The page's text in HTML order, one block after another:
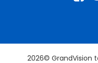
2026© GrandVision